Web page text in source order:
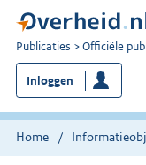
U
bent
nu
hier:
Publicaties Officiële
Inloggen
Home